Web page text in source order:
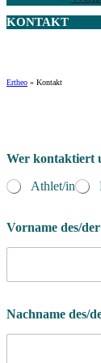
KONTAKT
Ertheo » Kontakt
Wer kontaktiert
Athlet/in
Vorname des/
Nachname des/